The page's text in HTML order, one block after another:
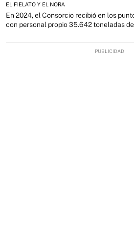
EL FIELATO Y EL NORA
En 2024, el Consorcio recibió en los
con personal propio 35.642 toneladas